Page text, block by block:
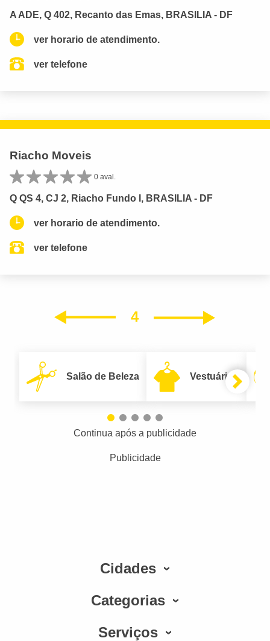
A ADE, Q 402, Recanto das Emas, BRASILIA - DF
ver horario de atendimento.
ver telefone
Riacho Moveis
0 aval.
Q QS 4, CJ 2, Riacho Fundo I, BRASILIA - DF
ver horario de atendimento.
ver telefone
4
Salão de Beleza Vestuário
Continua após a publicidade
Publicidade
Cidades
Categorias
Serviços